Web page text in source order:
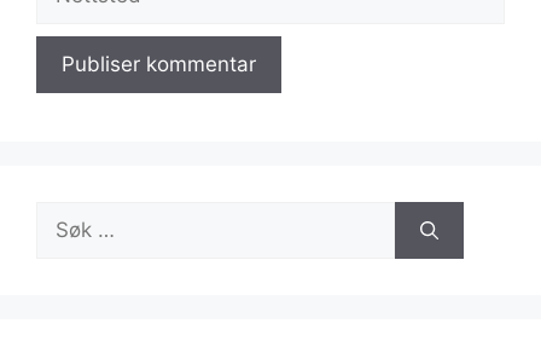
Søk
etter: